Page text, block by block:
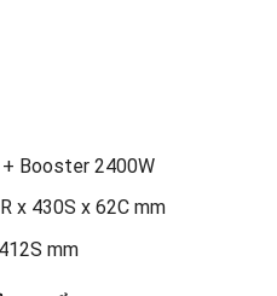
Booster 2400W
x 430S x 62C mm
mm